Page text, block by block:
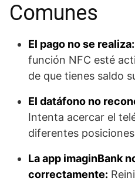
Comunes
El pago no se realiza:
función NFC esté
de que tienes saldo
El datáfono no
Intenta acercar el
diferentes
La app imaginBank
correctamente: